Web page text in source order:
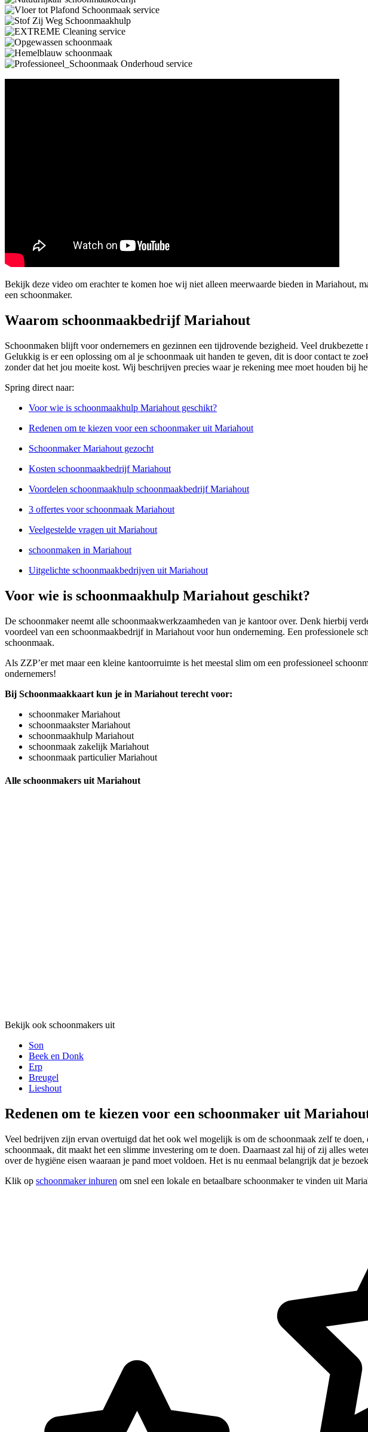
Bekijk deze video om erachter te komen hoe wij niet alleen meerwaarde bieden in Mariahout,
een schoonmaker.
Waarom schoonmaakbedrijf Mariahout
Schoonmaken blijft voor ondernemers en gezinnen een tijdrovende bezigheid. Veel
Gelukkig is er een oplossing om al je schoonmaak uit handen te geven, dit is door contact te
zonder dat het jou moeite kost. Wij beschrijven precies waar je rekening mee moet houden bij
Spring direct naar:
Voor wie is schoonmaakhulp Mariahout geschikt?
Redenen om te kiezen voor een schoonmaker uit Mariahout
Schoonmaker Mariahout gezocht
Kosten schoonmaakbedrijf Mariahout
Voordelen schoonmaakhulp schoonmaakbedrijf Mariahout
3 offertes voor schoonmaak Mariahout
Veelgestelde vragen uit Mariahout
schoonmaken in Mariahout
Uitgelichte schoonmaakbedrijven uit Mariahout
Voor wie is schoonmaakhulp Mariahout geschikt?
De schoonmaker neemt alle schoonmaakwerkzaamheden van je kantoor over. Denk hierbij
voordeel van een schoonmaakbedrijf in Mariahout voor hun onderneming. Een professionele
schoonmaak.
Als ZZP’er met maar een kleine kantoorruimte is het meestal slim om een professioneel
ondernemers!
Bij Schoonmaakkaart kun je in Mariahout terecht voor:
schoonmaker Mariahout
schoonmaakster Mariahout
schoonmaakhulp Mariahout
schoonmaak zakelijk Mariahout
schoonmaak particulier Mariahout
Alle schoonmakers uit Mariahout
Bekijk ook schoonmakers uit
Son
Beek en Donk
Erp
Breugel
Lieshout
Redenen om te kiezen voor een schoonmaker uit
Veel bedrijven zijn ervan overtuigd dat het ook wel mogelijk is om de schoonmaak zelf te
schoonmaak, dit maakt het een slimme investering om te doen. Daarnaast zal hij of zij alles
over de hygiëne eisen waaraan je pand moet voldoen. Het is nu eenmaal belangrijk dat je
Klik op schoonmaker inhuren om snel een lokale en betaalbare schoonmaker te vinden uit